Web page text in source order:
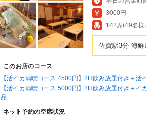
3000円
142席(49名
佐賀駅3分 海
このお店のコース
【活イカ満喫コース 4500円】2H飲み放題付き＋
【活イカ満喫コース 5000円】2H飲み放題付き＋
品
ネット予約の空席状況